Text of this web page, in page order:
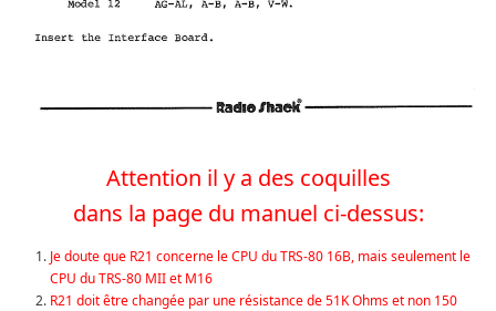
Attention il y a des coquilles
dans la page du manuel ci-dessus:
Je doute que R21 concerne le CPU du TRS-80 16B, mais seulement le
CPU du TRS-80 MII et M16
R21 doit être changée par une résistance de 51K Ohms et non 150